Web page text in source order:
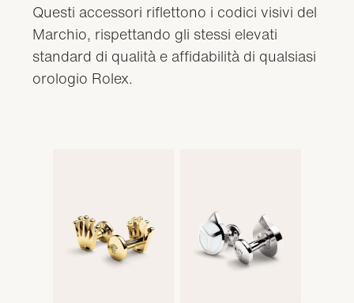
Questi accessori riflettono i codici visivi del
Marchio, rispettando gli stessi elevati
standard di qualità e affidabilità di qualsiasi
orologio Rolex.